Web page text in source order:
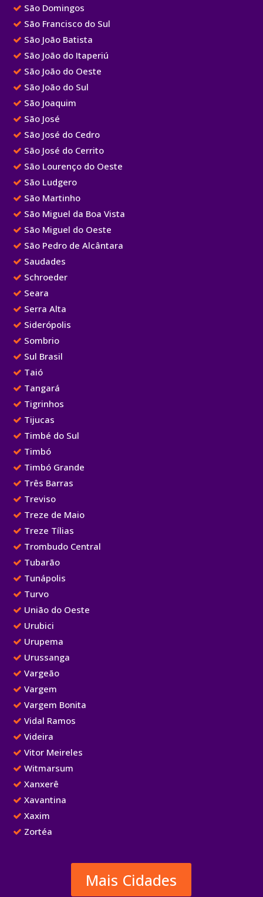
São Domingos
São Francisco do Sul
São João Batista
São João do Itaperiú
São João do Oeste
São João do Sul
São Joaquim
São José
São José do Cedro
São José do Cerrito
São Lourenço do Oeste
São Ludgero
São Martinho
São Miguel da Boa Vista
São Miguel do Oeste
São Pedro de Alcântara
Saudades
Schroeder
Seara
Serra Alta
Siderópolis
Sombrio
Sul Brasil
Taió
Tangará
Tigrinhos
Tijucas
Timbé do Sul
Timbó
Timbó Grande
Três Barras
Treviso
Treze de Maio
Treze Tílias
Trombudo Central
Tubarão
Tunápolis
Turvo
União do Oeste
Urubici
Urupema
Urussanga
Vargeão
Vargem
Vargem Bonita
Vidal Ramos
Videira
Vitor Meireles
Witmarsum
Xanxerê
Xavantina
Xaxim
Zortéa
Mais Cidades